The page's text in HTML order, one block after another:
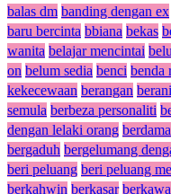
balas dm banding dengan ex
baru bercinta bbiana bekas
wanita belajar mencintai
on belum sedia benci benda
kekecewaan berangan berani
semula berbeza personaliti
dengan lelaki orang
bergaduh bergelumang
beri peluang beri peluang
berkahwin berkasar